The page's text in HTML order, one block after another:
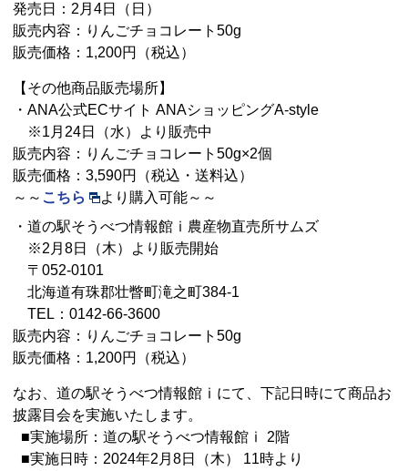
発売日：2月4日（日）
販売内容：りんごチョコレート50g
販売価格：1,200円（税込）
【その他商品販売場所】
・ANA公式ECサイト ANAショッピングA-style
※1月24日（水）より販売中
販売内容：りんごチョコレート50g×2個
販売価格：3,590円（税込・送料込）
～～ こちら
より購入可能～～
・道の駅そうべつ情報館ⅰ農産物直売所サムズ
※2月8日（木）より販売開始
〒052-0101
北海道有珠郡壮瞥町滝之町384-1
TEL：0142-66-3600
販売内容：りんごチョコレート50g
販売価格：1,200円（税込）
なお、道の駅そうべつ情報館ⅰにて、下記日時にて商品お
披露目会を実施いたします。
■実施場所：道の駅そうべつ情報館ⅰ 2階
■実施日時：2024年2月8日（木） 11時より